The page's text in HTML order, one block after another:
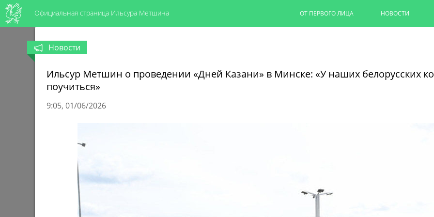
Официальная страница Ильсура Метшина ОТ ПЕРВОГО ЛИЦА НОВОСТИ
Капремонт казанских
Ильсур Метшин провел выездное
Новости
Ильсур Метшин о проведении «Дней Казани» в Минске: «У наших белорусских
поучиться»
9:05 01/06/2026